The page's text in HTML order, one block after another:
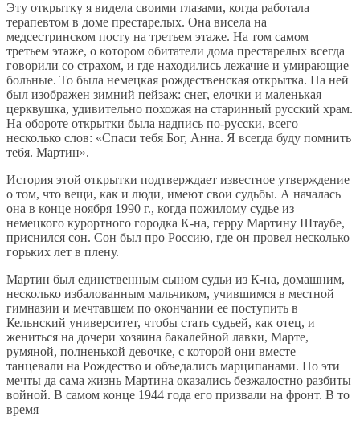
Эту открытку я видела своими глазами, когда работала
терапевтом в доме престарелых. Она висела на
медсестринском посту на третьем этаже. На том самом
третьем этаже, о котором обитатели дома престарелых всегда
говорили со страхом, и где находились лежачие и умирающие
больные. То была немецкая рождественская открытка. На ней
был изображен зимний пейзаж: снег, елочки и маленькая
церквушка, удивительно похожая на старинный русский храм.
На обороте открытки была надпись по-русски, всего
несколько слов: «Спаси тебя Бог, Анна. Я всегда буду помнить
тебя. Мартин».
История этой открытки подтверждает известное утверждение
о том, что вещи, как и люди, имеют свои судьбы. А началась
она в конце ноября 1990 г., когда пожилому судье из
немецкого курортного городка К-на, герру Мартину Штаубе,
приснился сон. Сон был про Россию, где он провел несколько
горьких лет в плену.
Мартин был единственным сыном судьи из К-на, домашним,
несколько избалованным мальчиком, учившимся в местной
гимназии и мечтавшем по окончании ее поступить в
Кельнский университет, чтобы стать судьей, как отец, и
жениться на дочери хозяина бакалейной лавки, Марте,
румяной, полненькой девочке, с которой они вместе
танцевали на Рождество и объедались марципанами. Но эти
мечты да сама жизнь Мартина оказались безжалостно разбиты
войной. В самом конце 1944 года его призвали на фронт. В то
время